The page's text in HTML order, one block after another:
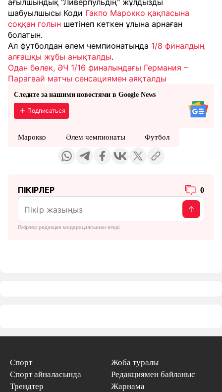
ағылшындық "Ливерпульдің" жұлдызды
шабуылшысы Коди Гакпо Марокко қақпасына
соққан голын шетінеп кеткен ұлына арнаған
болатын.
Ал футболдан әлем чемпионатында 1/8 финалдың
алғашқы жұбы анықталды.
Одан бөлек, ӘЧ 1/16 финалындағы Германия –
Парагвай матчы сенсациямен аяқталды
Следите за нашими новостями в Google News
Подписаться
Марокко Әлем чемпионаты Футбол
ПІКІРЛЕР 0
Пікірлер редакция модерациясынан өтеді
Спорт
Спорт айналасында
Трендтер
Жоба туралы
Редакциямен байланыс
Жарнама